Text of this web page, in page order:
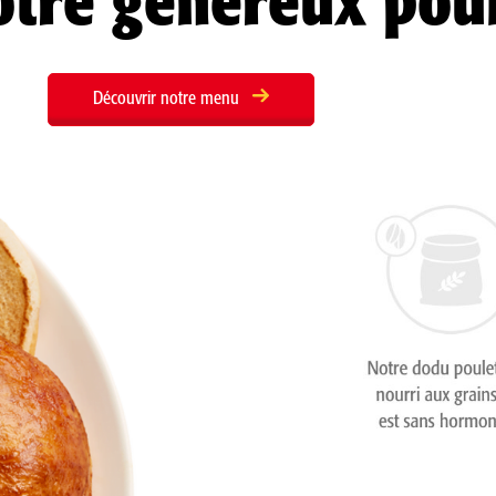
Découvrir notre menu